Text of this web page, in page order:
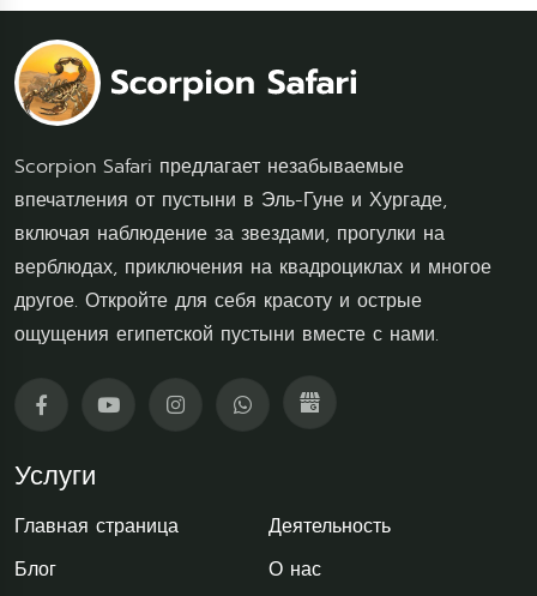
Scorpion Safari предлагает незабываемые
впечатления от пустыни в Эль-Гуне и Хургаде,
включая наблюдение за звездами, прогулки на
верблюдах, приключения на квадроциклах и многое
другое. Откройте для себя красоту и острые
ощущения египетской пустыни вместе с нами.
Услуги
Главная страница
Деятельность
Блог
О нас